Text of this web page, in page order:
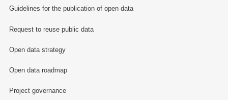
Guidelines for the publication of open data
Request to reuse public data
Open data strategy
Open data roadmap
Project governance